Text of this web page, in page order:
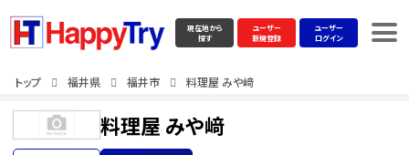
現在地から
探す
ユーザー
新規登録
ユーザー
ログイン
トップ 福井県 福井市 料理屋 みや﨑
料理屋 みや﨑